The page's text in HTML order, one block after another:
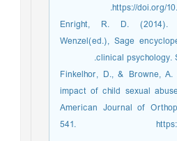
https://doi.org/
Enright, R. D. (2014).
Wenzel(ed.), Sage
clinical psychology.
Finkelhor, D., & Browne,
impact of child sexual
American Journal of
541. https://